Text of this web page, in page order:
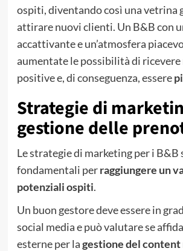
ospiti, diventando così una vetrina
attirare nuovi clienti. Un B&B con
accattivante e un’atmosfera
aumentate le possibilità di ricevere
positive e, di conseguenza, essere
Strategie di
gestione delle
Le strategie di marketing per i B&B
fondamentali perraggiungere un
potenziali ospiti.
Un buon gestore deve essere in
social media e può valutare se
esterne per lagestione del